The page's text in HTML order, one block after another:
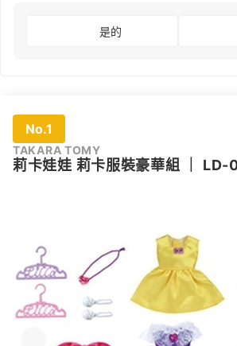
是的
No.1
TAKARA TOMY
莉卡娃娃 莉卡服裝豪華組 LD-